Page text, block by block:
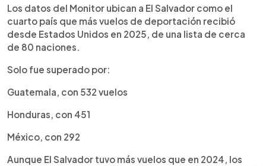
Los datos del Monitor ubican a El Salvador como el
cuarto país que más vuelos de deportación recibió
desde Estados Unidos en 2025, de una lista de cerca
de 80 naciones.
Solo fue superado por:
Guatemala, con 532 vuelos
Honduras, con 451
México, con 292
Aunque El Salvador tuvo más vuelos que en 2024, los